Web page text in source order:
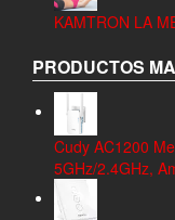
KAMTRON LA
PRODUCTOS
Cudy AC1200
5GHz/2.4GHz,